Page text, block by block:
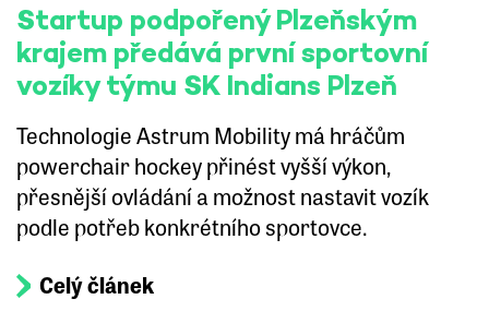
Startup podpořený Plzeňským
krajem předává první sportovní
vozíky týmu SK Indians Plzeň
Technologie Astrum Mobility má hráčům
powerchair hockey přinést vyšší výkon,
přesnější ovládání a možnost nastavit vozík
podle potřeb konkrétního sportovce.
Celý článek